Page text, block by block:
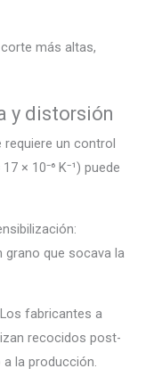
más altas,
y distorsión
requiere un control
× 10⁻⁶ K⁻¹) puede
grano que socava la
fabricantes a
recocidos post-
la producción.